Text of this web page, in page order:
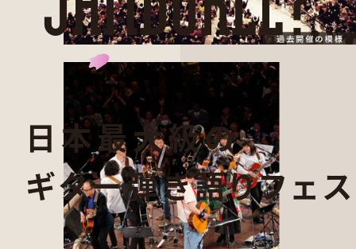
日本最大級の
ギター弾き語りフェ